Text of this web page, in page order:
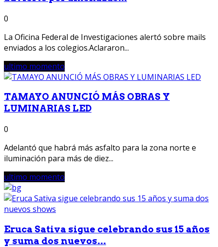
0
La Oficina Federal de Investigaciones alertó sobre mails
enviados a los colegios.Aclararon...
ultimo momento
TAMAYO ANUNCIÓ MÁS OBRAS Y
LUMINARIAS LED
0
Adelantó que habrá más asfalto para la zona norte e
iluminación para más de diez...
ultimo momento
Eruca Sativa sigue celebrando sus 15 años
y suma dos nuevos...